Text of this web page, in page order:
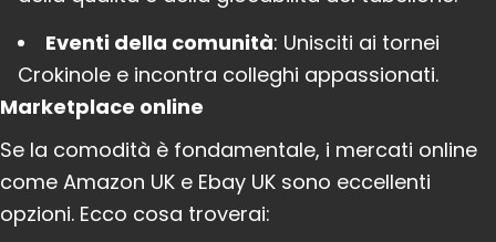
Eventi della comunità: Unisciti ai tornei
Crokinole e incontra colleghi appassionati.
Marketplace online
Se la comodità è fondamentale, i mercati online
come Amazon UK e Ebay UK sono eccellenti
opzioni. Ecco cosa troverai: